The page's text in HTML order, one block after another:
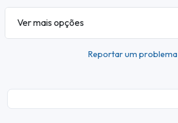
Ver mais opções
Reportar um problema